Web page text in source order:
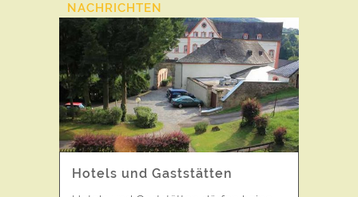
NACHRICHTEN
VIDEOPOSTKARTEN
Hotels und Gaststätten